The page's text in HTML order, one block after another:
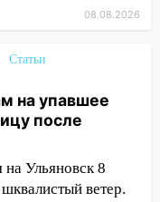
рухнул
обманули
на
улицу
08.08.2026
Статьи
на упавшее
после
Ульяновск 8
ветер.